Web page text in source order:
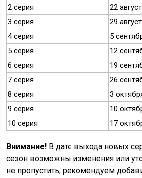
2 серия
22
3 серия
29
4 серия
5
5 серия
12
6 серия
19
7 серия
26
8 серия
3
9 серия
10
10 серия
17
Внимание! В дате выхода новых
сезон возможны изменения или
не пропустить, рекомендуем